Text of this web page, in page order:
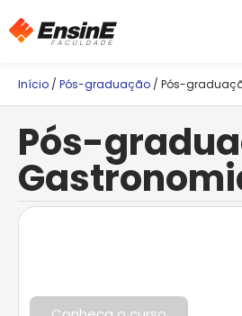
Início / Pós-graduação / Pós-
Pós-